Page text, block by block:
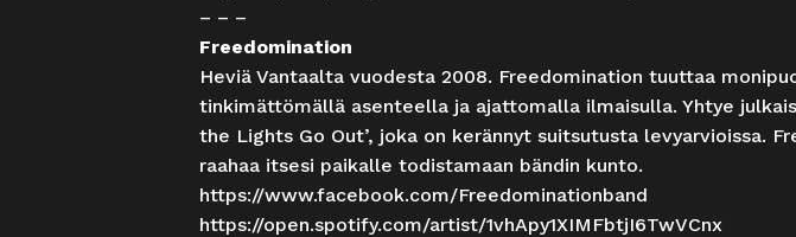
– – –
Freedomination
Heviä Vantaalta vuodesta 2008. Freedomination tuuttaa
tinkimättömällä asenteella ja ajattomalla ilmaisulla. Yhtye
the Lights Go Out’, joka on kerännyt suitsutusta levyarvioissa.
raahaa itsesi paikalle todistamaan bändin kunto.
https://www.facebook.com/Freedominationband
https://open.spotify.com/artist/1vhApy1XIMFbtjI6TwVCnx